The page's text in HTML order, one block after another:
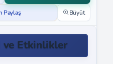
Paylaş Büyüt
ve Etkinlikler